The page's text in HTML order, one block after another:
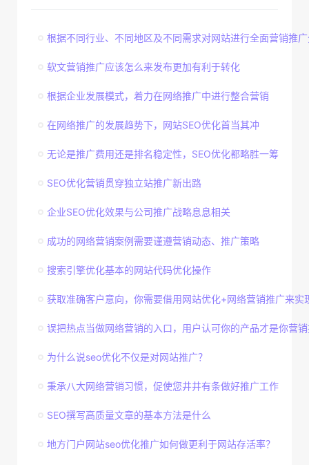
根据不同行业、不同地区及不同需求对网站进行全面营销推
软文营销推广应该怎么来发布更加有利于转化
根据企业发展模式，着力在网络推广中进行整合营销
在网络推广的发展趋势下，网站SEO优化首当其冲
无论是推广费用还是排名稳定性，SEO优化都略胜一筹
SEO优化营销贯穿独立站推广新出路
企业SEO优化效果与公司推广战略息息相关
成功的网络营销案例需要谨遵营销动态、推广策略
搜索引擎优化基本的网站代码优化操作
获取准确客户意向，你需要借用网站优化+网络营销推广来实
误把热点当做网络营销的入口，用户认可你的产品才是你营
为什么说seo优化不仅是对网站推广？
秉承八大网络营销习惯，促使您井井有条做好推广工作
SEO撰写高质量文章的基本方法是什么
地方门户网站seo优化推广如何做更利于网站存活率？